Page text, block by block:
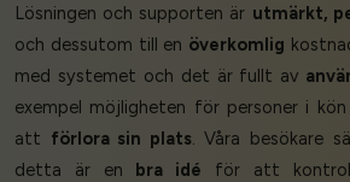
Lösningen och supporten är utmärkt,
och dessutom till en överkomlig
med systemet och det är fullt av
exempel möjligheten för personer i
att förlora sin plats. Våra besökare
detta är en bra idé för att